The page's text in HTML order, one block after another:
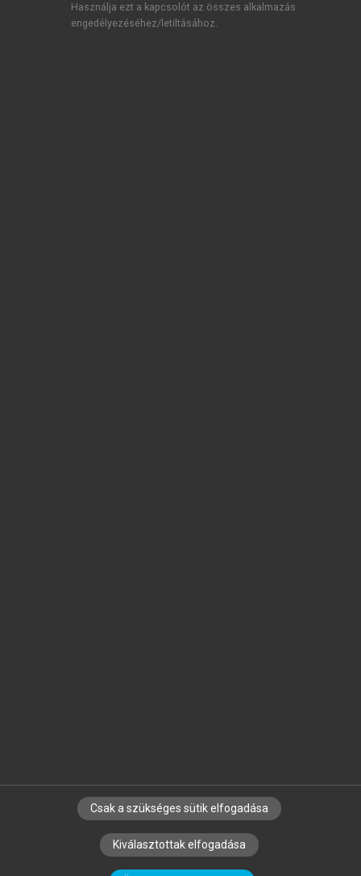
SZERZŐKNEK CÉGEKNEK KÖNYVTÁROSOKNAK
SZERKESZTÉSI ÉS LEKTORÁLÁSI ALAPELVEK
Használja ezt a kapcsolót az összes alkalmazás
engedélyezéséhez/letiltásához.
Csak a szükséges sütik elfogadása
Kiválasztottak elfogadása